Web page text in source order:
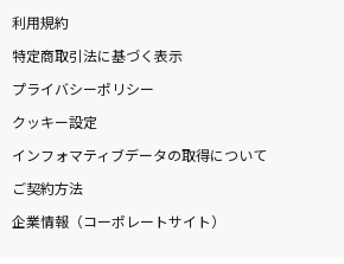
利用規約
特定商取引法に基づく表示
プライバシーポリシー
クッキー設定
インフォマティブデータの取得について
ご契約方法
企業情報（コーポレートサイト）